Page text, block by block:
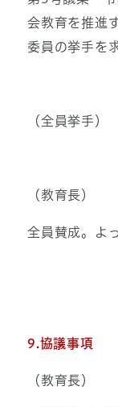
会教育を推進
委員の挙手を
（全員挙手）
（教育長）
全員賛成。よ
9.協議事項
（教育長）